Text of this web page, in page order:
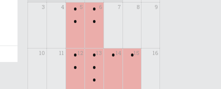
3 4 5
•
•
6
•
•
7 8 9
10 11 12
•
•
13
•
•
•
14
• 15
• 16